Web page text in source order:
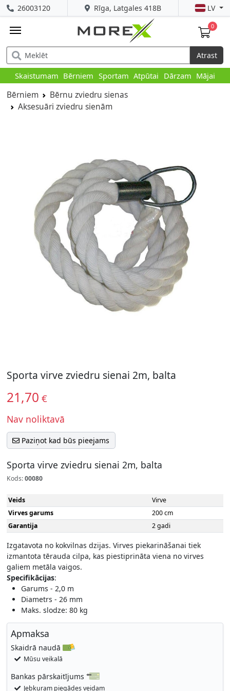
Rīga, Latgales 418B
26003120 LV
0
Atrast
Skaistumam Bērniem Sportam Atpūtai Dārzam Mājai
Bērniem
Bērnu zviedru sienas
Aksesuāri zviedru sienām
Sporta virve zviedru sienai 2m, balta
21,70 €
Nav noliktavā
Paziņot kad būs pieejams
Sporta virve zviedru sienai 2m, balta
Kods:00080
Veids
Virve
Virves garums
200 cm
Garantija
2 gadi
Izgatavota no kokvilnas dzijas. Virves piekarināšanai tiek
izmantota tērauda cilpa, kas piestiprināta viena no virves
galiem metāla vaigos.
Specifikācijas:
Garums - 2,0 m
Diametrs - 26 mm
Maks. slodze: 80 kg
Apmaksa
Skaidrā naudā
Mūsu veikalā
Bankas pārskaitījums
Jebkuram piegādes veidam